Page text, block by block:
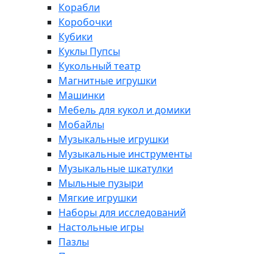
Корабли
Коробочки
Кубики
Куклы Пупсы
Кукольный театр
Магнитные игрушки
Машинки
Мебель для кукол и домики
Мобайлы
Музыкальные игрушки
Музыкальные инструменты
Музыкальные шкатулки
Мыльные пузыри
Мягкие игрушки
Наборы для исследований
Настольные игры
Пазлы